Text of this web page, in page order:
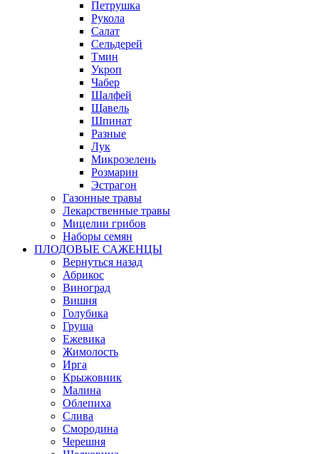
Петрушка
Рукола
Салат
Сельдерей
Тмин
Укроп
Чабер
Шалфей
Щавель
Шпинат
Разные
Лук
Микрозелень
Розмарин
Эстрагон
Газонные травы
Лекарственные травы
Мицелии грибов
Наборы семян
ПЛОДОВЫЕ САЖЕНЦЫ
Вернуться назад
Абрикос
Виноград
Вишня
Голубика
Груша
Ежевика
Жимолость
Ирга
Крыжовник
Малина
Облепиха
Слива
Смородина
Черешня